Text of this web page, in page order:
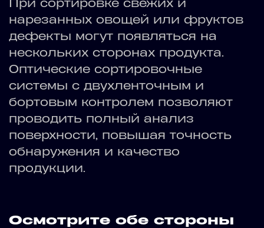
При сортировке свежих и
нарезанных овощей или фруктов
дефекты могут появляться на
нескольких сторонах продукта.
Оптические сортировочные
системы с двухленточным и
бортовым контролем позволяют
проводить полный анализ
поверхности, повышая точность
обнаружения и качество
продукции.
Осмотрите обе стороны